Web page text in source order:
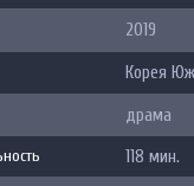
2019
Корея
драма
118 мин.